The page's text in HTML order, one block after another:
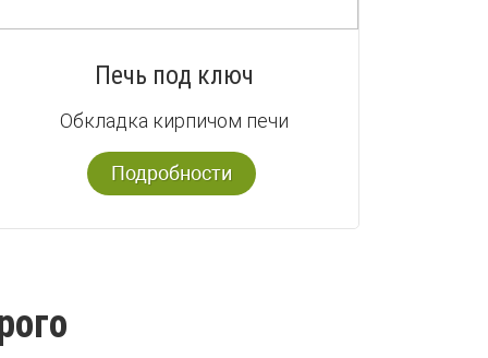
Печь под ключ
Обкладка кирпичом печи
Подробности